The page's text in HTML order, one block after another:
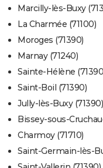
Marcilly-lès-Buxy
La Charmée (71100)
Moroges (71390)
Marnay (71240)
Sainte-Hélène
Saint-Boil (71390)
Jully-lès-Buxy (71390)
Bissey-sous-
Charmoy (71710)
Saint-Germain-lès-